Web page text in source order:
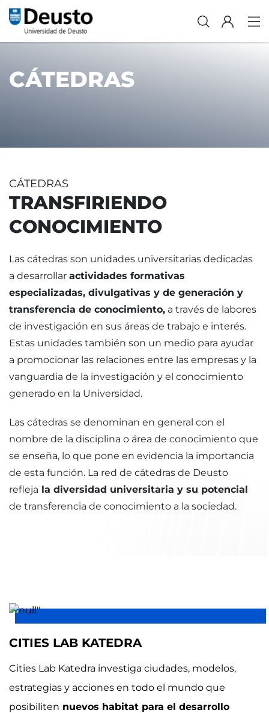
CÁTEDRAS
CÁTEDRAS
TRANSFIRIENDO
CONOCIMIENTO
Las cátedras son unidades universitarias dedicadas
a desarrollar actividades formativas
especializadas, divulgativas y de generación y
transferencia de conocimiento, a través de labores
de investigación en sus áreas de trabajo e interés.
Estas unidades también son un medio para ayudar
a promocionar las relaciones entre las empresas y la
vanguardia de la investigación y el conocimiento
generado en la Universidad.
Las cátedras se denominan en general con el
nombre de la disciplina o área de conocimiento que
se enseña, lo que pone en evidencia la importancia
de esta función. La red de cátedras de Deusto
refleja la diversidad universitaria y su potencial
de transferencia de conocimiento a la sociedad.
CITIES LAB KATEDRA
Cities Lab Katedra investiga ciudades, modelos,
estrategias y acciones en todo el mundo que
posibiliten nuevos habitat para el desarrollo